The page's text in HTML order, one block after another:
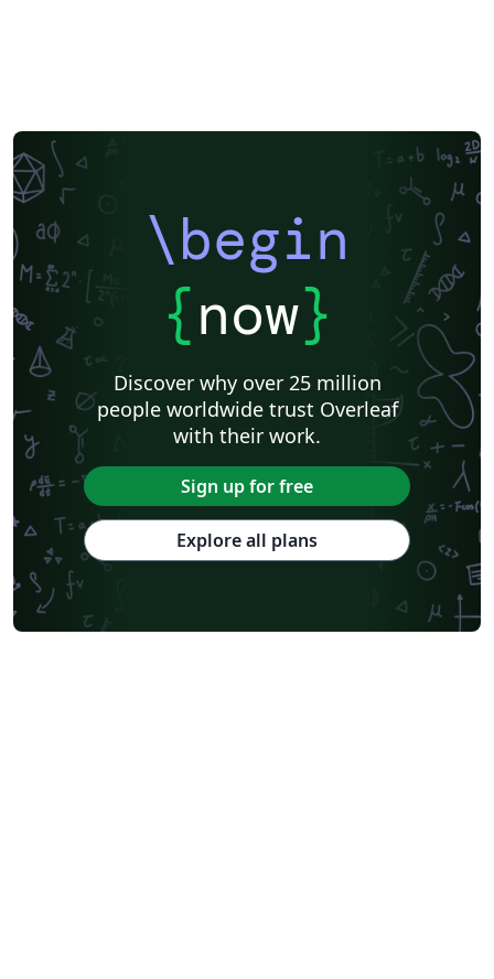
\begin
{now}
Discover why over 25 million
people worldwide trust Overleaf
with their work.
Sign up for free
Explore all plans